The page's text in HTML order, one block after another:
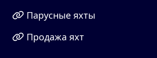
Парусные яхты
Продажа яхт